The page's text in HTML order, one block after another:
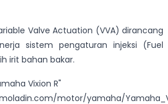
Valve Actuation (VVA) dirancang
sistem pengaturan injeksi (Fuel
irit bahan bakar.
Vixion R"
motor/yamaha/